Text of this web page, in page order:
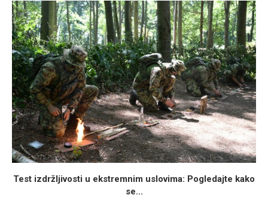
Test izdržljivosti u ekstremnim uslovima: Pogledajte kako
se...